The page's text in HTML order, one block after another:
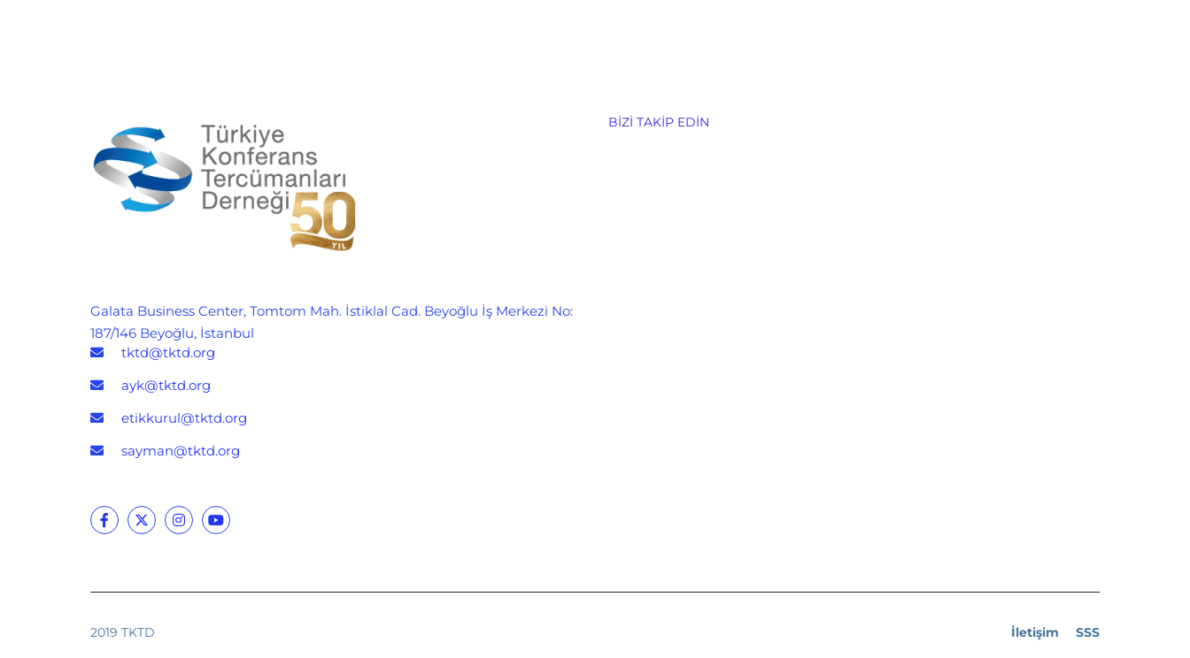
Galata Business Center, Tomtom Mah. İstiklal Cad. Beyoğlu İş Merkezi No:
187/146 Beyoğlu, İstanbul
tktd@tktd.org
ayk@tktd.org
etikkurul@tktd.org
sayman@tktd.org
BIZI TAKIP EDIN
2019 TKTD İletişim SSS